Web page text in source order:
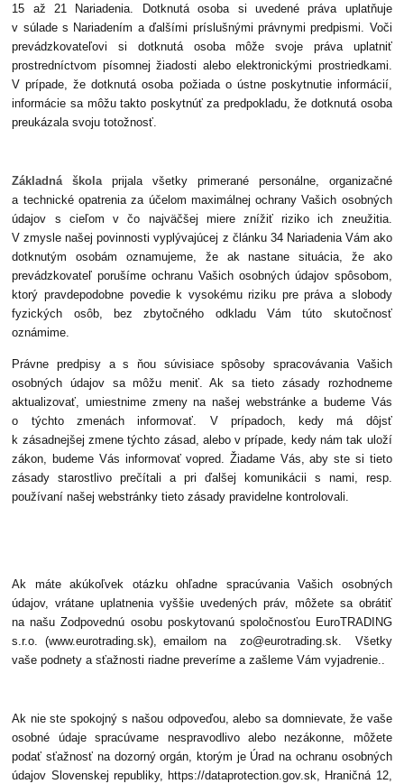
15 až 21 Nariadenia. Dotknutá osoba si uvedené práva uplatňuje
v súlade s Nariadením a ďalšími príslušnými právnymi predpismi. Voči
prevádzkovateľovi si dotknutá osoba môže svoje práva uplatniť
prostredníctvom písomnej žiadosti alebo elektronickými prostriedkami.
V prípade, že dotknutá osoba požiada o ústne poskytnutie informácií,
informácie sa môžu takto poskytnúť za predpokladu, že dotknutá osoba
preukázala svoju totožnosť.
Základná školaprijala všetky primerané personálne, organizačné
a technické opatrenia za účelom maximálnej ochrany Vašich osobných
údajov s cieľom v čo najväčšej miere znížiť riziko ich zneužitia.
V zmysle našej povinnosti vyplývajúcej z článku 34 Nariadenia Vám ako
dotknutým osobám oznamujeme, že ak nastane situácia, že ako
prevádzkovateľ porušíme ochranu Vašich osobných údajov spôsobom,
ktorý pravdepodobne povedie k vysokému riziku pre práva a slobody
fyzických osôb, bez zbytočného odkladu Vám túto skutočnosť
oznámime.
Právne predpisy a s ňou súvisiace spôsoby spracovávania Vašich
osobných údajov sa môžu meniť. Ak sa tieto zásady rozhodneme
aktualizovať, umiestnime zmeny na našej webstránke a budeme Vás
o týchto zmenách informovať. V prípadoch, kedy má dôjsť
k zásadnejšej zmene týchto zásad, alebo v prípade, kedy nám tak uloží
zákon, budeme Vás informovať vopred. Žiadame Vás, aby ste si tieto
zásady starostlivo prečítali a pri ďalšej komunikácii s nami, resp.
používaní našej webstránky tieto zásady pravidelne kontrolovali.
Ak máte akúkoľvek otázku ohľadne spracúvania Vašich osobných
údajov, vrátane uplatnenia vyššie uvedených práv, môžete sa obrátiť
na našu Zodpovednú osobu poskytovanú spoločnosťou EuroTRADING
s.r.o. (www.eurotrading.sk), emailom na zo@eurotrading.sk. Všetky
vaše podnety a sťažnosti riadne preveríme a zašleme Vám vyjadrenie..
Ak nie ste spokojný s našou odpoveďou, alebo sa domnievate, že vaše
osobné údaje spracúvame nespravodlivo alebo nezákonne, môžete
podať sťažnosť na dozorný orgán, ktorým je Úrad na ochranu osobných
údajov Slovenskej republiky, https://dataprotection.gov.sk, Hraničná 12,